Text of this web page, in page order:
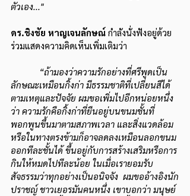
ตัวเอง..."
ดร.ชิงชัย หาญเจนลักษณ์ กำลังนั่งฟังอยู่ด้วย
ร่วมแสดงความคิดเห็นเพิ่มเติมว่า
“ถ้ามองว่าความรักอย่างที่ศรีพูดเป็น
ลักษณะเหมือนกิ้งก่า มีธรรมชาติที่เปลี่ยนสีได้
ตามเหตุและปัจจัย ผมขอเพิ่มไปอีกหน่อยหนึ่ง
ว่า ความรักคือกิ้งก่าที่ยืนอยู่บนขนมชั้นที่
พอกพูนขึ้นมาตามสภาพเวลา และสิ่งแวดล้อม
หรือในทางตรงข้ามก็อาจลดลงเหมือนลอกขนม
ออกทีละชั้นได้ ขึ้นอยู่กับการสร้างเสริมหรือการ
กินให้หมดไปทีละน้อย ในเมื่อเรายอมรับ
สัจธรรมว่าทุกอย่างเป็นอนิจจัง  ผมขออ้างอิงนัก
ปราชญ์ ชาวเยอรมันคนหนึ่ง เขาบอกว่า มนุษย์